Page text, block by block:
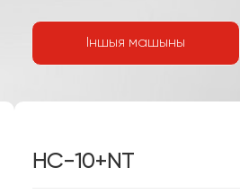
Іншыя машыны
HC-10+FS